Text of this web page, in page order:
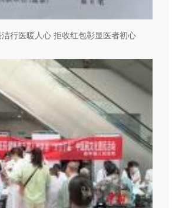
行医暖人心 拒收红包彰显医者初心